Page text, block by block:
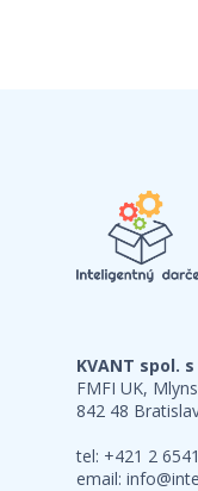
KVANT spol.
FMFI UK,
842 48
tel: +421 2
email: